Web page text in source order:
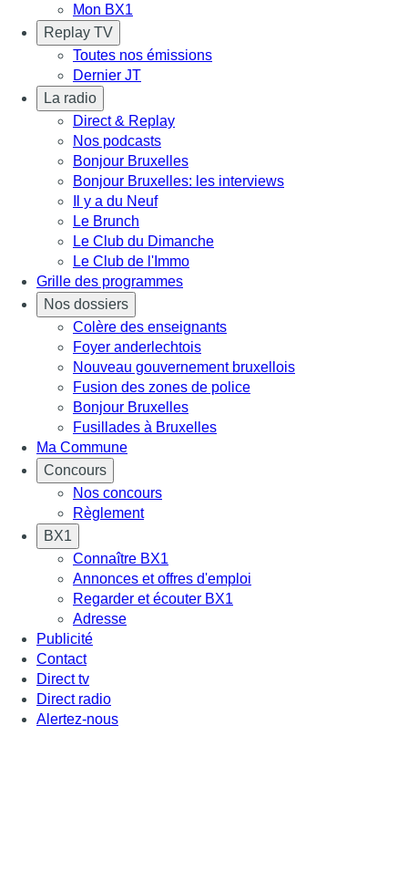
Mon BX1
Replay TV
Toutes nos émissions
Dernier JT
La radio
Direct & Replay
Nos podcasts
Bonjour Bruxelles
Bonjour Bruxelles: les interviews
Il y a du Neuf
Le Brunch
Le Club du Dimanche
Le Club de l'Immo
Grille des programmes
Nos dossiers
Colère des enseignants
Foyer anderlechtois
Nouveau gouvernement bruxellois
Fusion des zones de police
Bonjour Bruxelles
Fusillades à Bruxelles
Ma Commune
Concours
Nos concours
Règlement
BX1
Connaître BX1
Annonces et offres d'emploi
Regarder et écouter BX1
Adresse
Publicité
Contact
Direct tv
Direct radio
Alertez-nous